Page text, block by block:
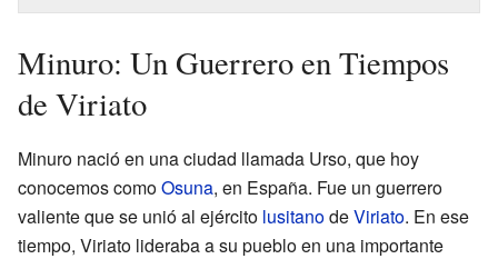
Minuro: Un Guerrero en Tiempos
de Viriato
Minuro nació en una ciudad llamada Urso, que hoy
conocemos comoOsuna, en España. Fue un guerrero
valiente que se unió al ejército lusitanodeViriato. En ese
tiempo, Viriato lideraba a su pueblo en una importante